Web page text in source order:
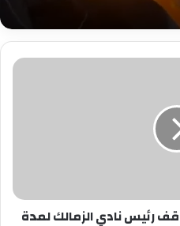
رئيس نادي الزمالك لمدة